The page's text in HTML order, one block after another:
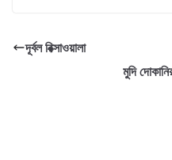
দূর্বল রিক্সাওয়ালা
মুদি